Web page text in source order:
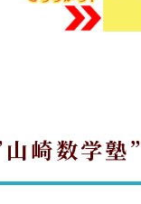
崎数学塾”